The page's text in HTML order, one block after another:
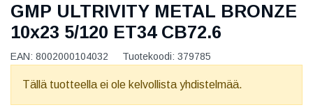
GMP ULTRIVITY METAL BRONZE
10x23 5/120 ET34 CB72.6
EAN: 8002000104032 Tuotekoodi: 379785
Tällä tuotteella ei ole kelvollista yhdistelmää.